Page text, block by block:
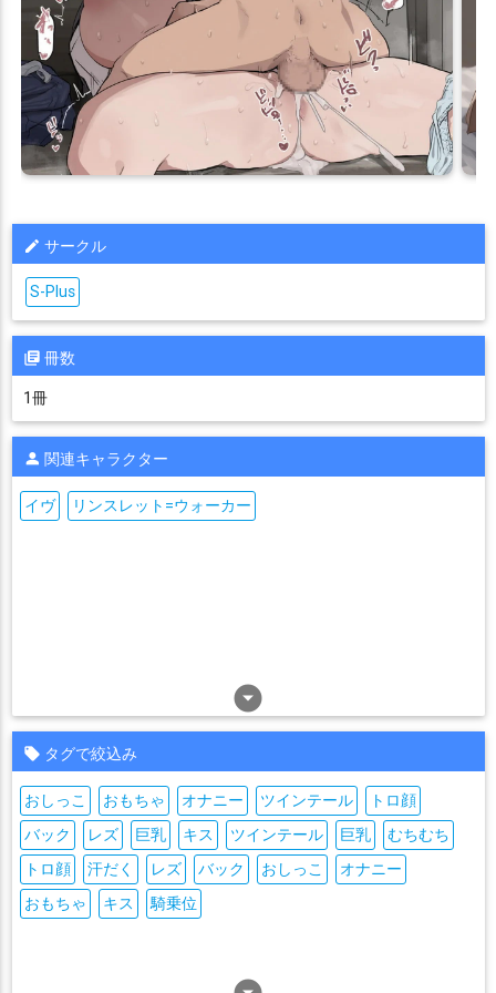
サークル
S-Plus
冊数
1冊
関連キャラクター
arrow_drop_down_circle
イヴ リンスレット=ウォーカー
タグで絞込み
おしっこ おもちゃ オナニー ツインテール
トロ顔
バック
レズ 巨乳 キス ツインテール 巨乳
むちむち
トロ顔
汗だく レズ バック おしっこ
オナニー
おもちゃ
キス 騎乗位